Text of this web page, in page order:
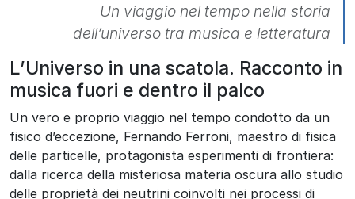
Un viaggio nel tempo nella storia
dell’universo tra musica e letteratura
L’Universo in una scatola. Racconto in
musica fuori e dentro il palco
Un vero e proprio viaggio nel tempo condotto da un
fisico d’eccezione, Fernando Ferroni, maestro di fisica
delle particelle, protagonista esperimenti di frontiera:
dalla ricerca della misteriosa materia oscura allo studio
delle proprietà dei neutrini coinvolti nei processi di